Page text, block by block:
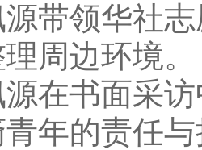
带领华社
周边环境。
书面采访
年的责任